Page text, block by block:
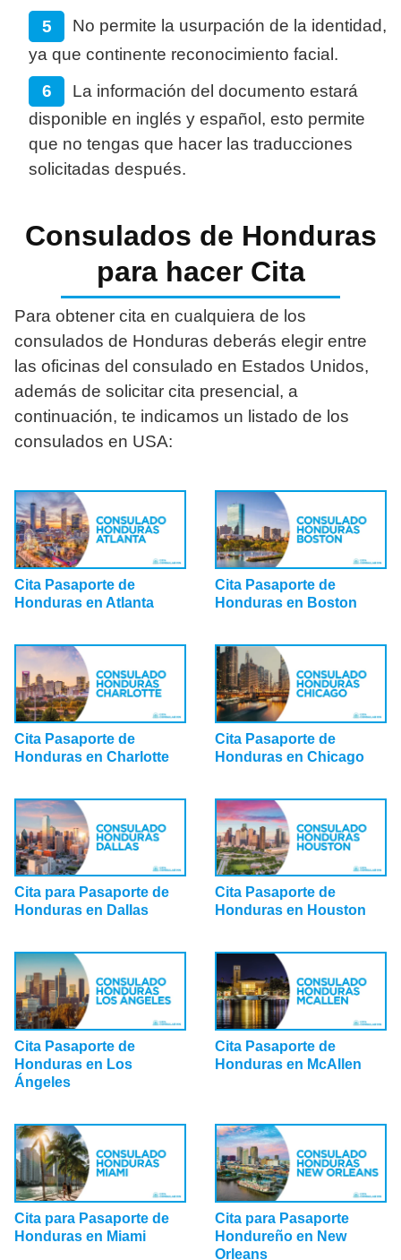
No permite la usurpación de la identidad,
ya que continente reconocimiento facial.
La información del documento estará
disponible en inglés y español, esto permite
que no tengas que hacer las traducciones
solicitadas después.
Consulados de Honduras
para hacer Cita
Para obtener cita en cualquiera de los
consulados de Honduras deberás elegir entre
las oficinas del consulado en Estados Unidos,
además de solicitar cita presencial, a
continuación, te indicamos un listado de los
consulados en USA:
Cita Pasaporte de
Honduras en Atlanta
Cita Pasaporte de
Honduras en Boston
Cita Pasaporte de
Honduras en Charlotte
Cita Pasaporte de
Honduras en Chicago
Cita para Pasaporte de
Honduras en Dallas
Cita Pasaporte de
Honduras en Houston
Cita Pasaporte de
Honduras en Los
Ángeles
Cita Pasaporte de
Honduras en McAllen
Cita para Pasaporte de
Honduras en Miami
Cita para Pasaporte
Hondureño en New
Orleans